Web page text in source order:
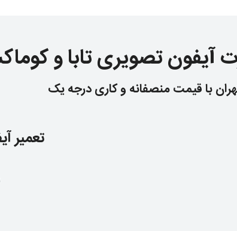
آیفون تصویری تابا و
با قیمت منصفانه و کاری درجه یک
تعمیر